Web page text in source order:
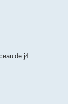
de j4